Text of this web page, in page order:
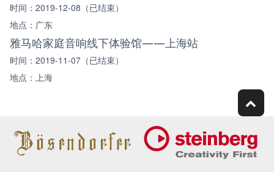
时间：2019-12-08（已结束）
地点：广东
雅马哈家庭音响线下体验馆——上海站
时间：2019-11-07（已结束）
地点：上海